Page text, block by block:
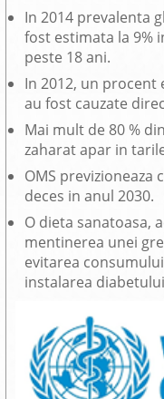
In 2014 prevalenta
fost estimata la 9%
peste 18 ani.
In 2012, un procent
au fost cauzate
Mai mult de 80 %
zaharat apar in
OMS previzioneaza
deces in anul 2030.
O dieta sanatoasa,
mentinerea unei
evitarea
instalarea